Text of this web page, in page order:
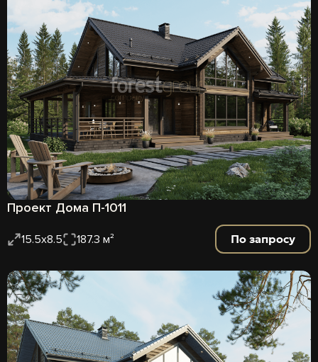
Проект Дома П-1011
15.5x8.5 187.3 м² По запросу